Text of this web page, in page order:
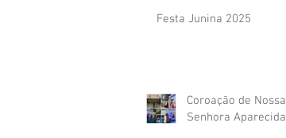
Festa Junina 2025
Coroação de Nossa
Senhora Aparecida